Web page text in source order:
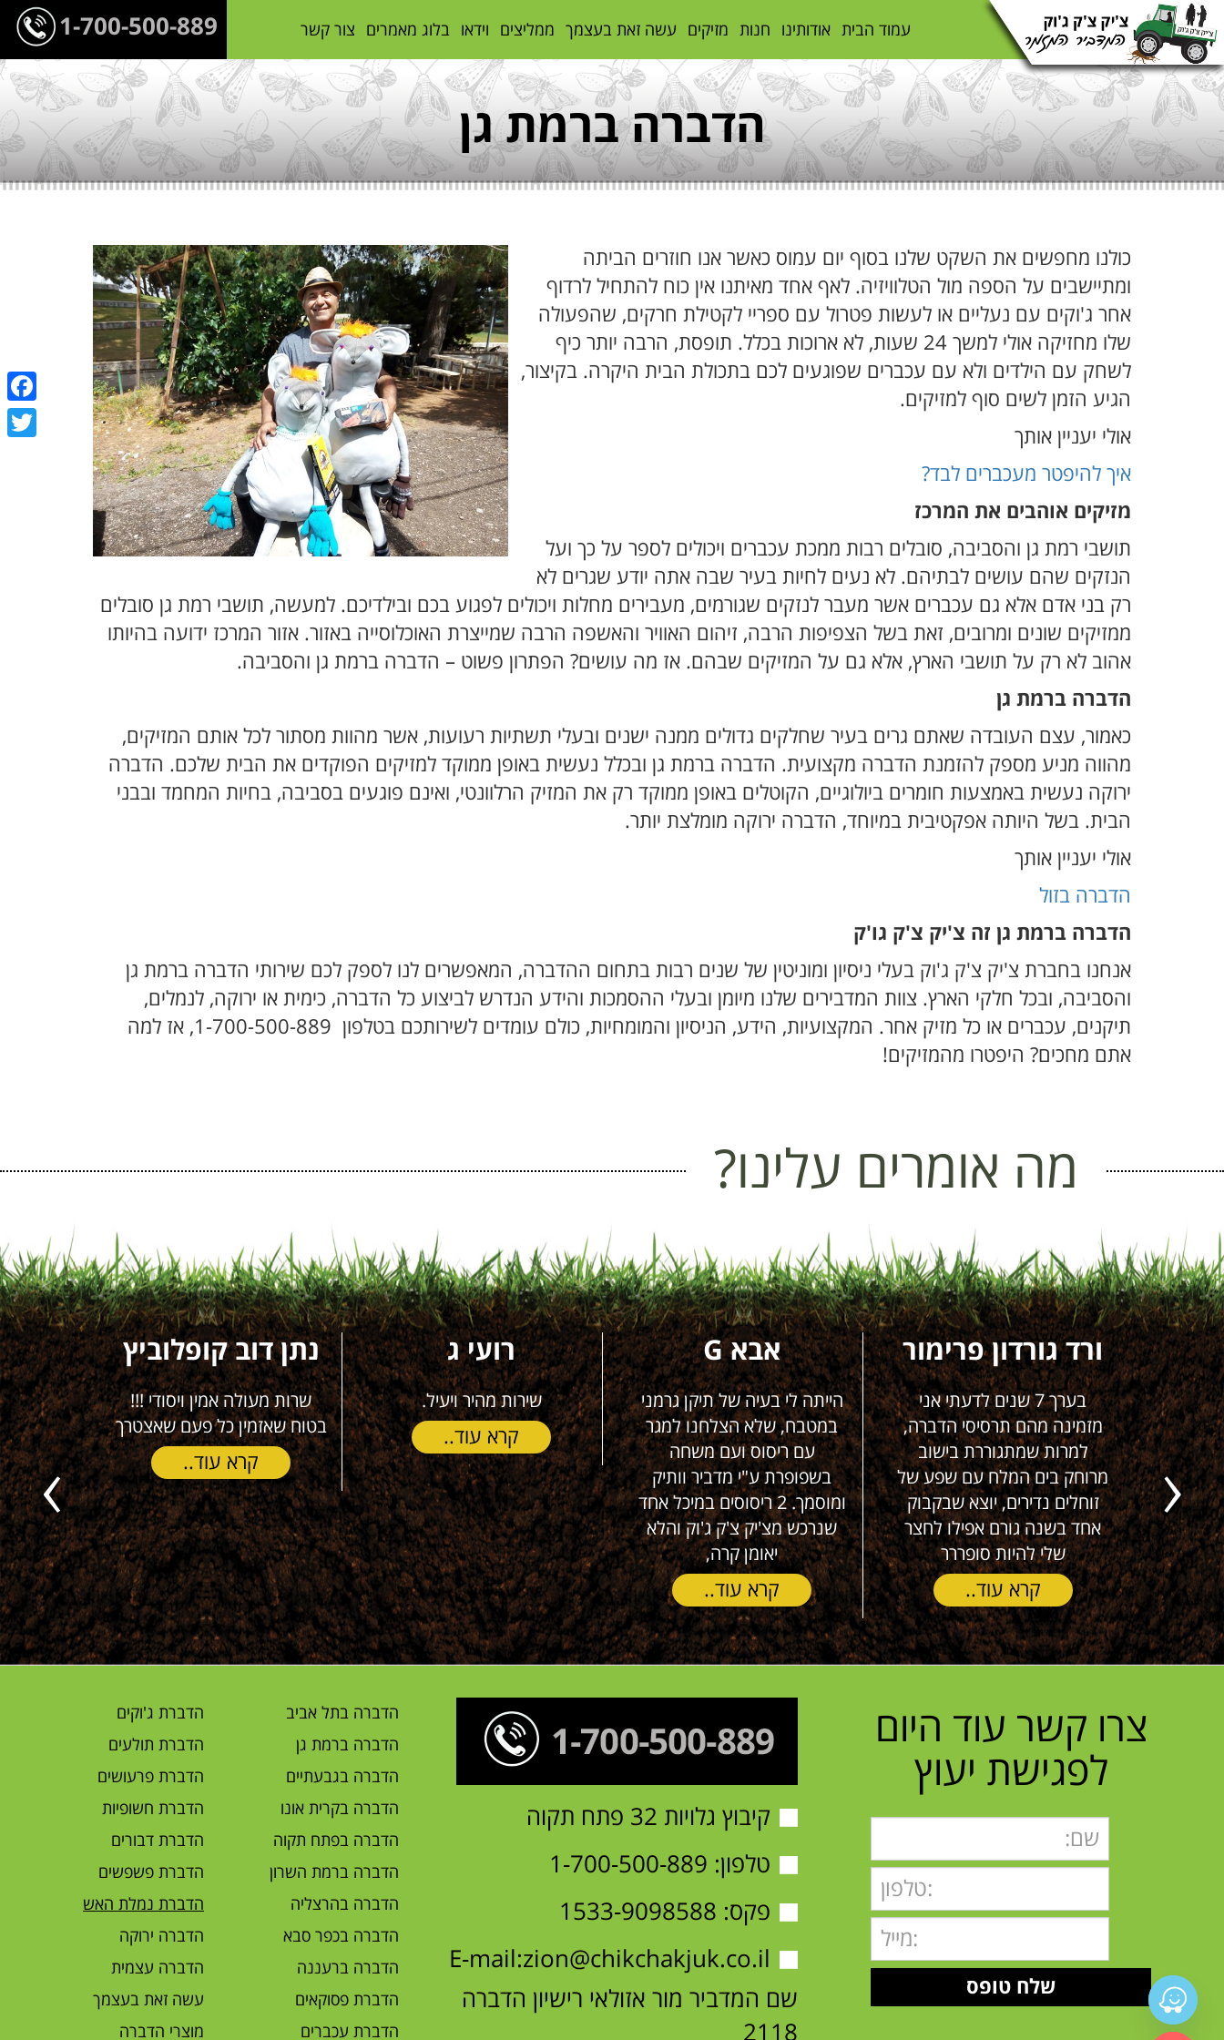
1-700-500-889 עמוד הבית אודותינו חנות מזיקים עשה זאת בעצמך ממליצים וידאו בלוג מאמרים צור קשר
הדברה ברמת גן
כולנו מחפשים את השקט שלנו בסוף יום עמוס כאשר אנו חוזרים הביתה
ומתיישבים על הספה מול הטלוויזיה. לאף אחד מאיתנו אין כוח להתחיל לרדוף
אחר ג'וקים עם נעליים או לעשות פטרול עם ספריי לקטילת חרקים, שהפעולה
שלו מחזיקה אולי למשך 24 שעות, לא ארוכות בכלל. תופסת, הרבה יותר כיף
לשחק עם הילדים ולא עם עכברים שפוגעים לכם בתכולת הבית היקרה. בקיצור,
הגיע הזמן לשים סוף למזיקים.
אולי יעניין אותך
איך להיפטר מעכברים לבד?
מזיקים אוהבים את המרכז
תושבי רמת גן והסביבה, סובלים רבות ממכת עכברים ויכולים לספר על כך ועל
הנזקים שהם עושים לבתיהם. לא נעים לחיות בעיר שבה אתה יודע שגרים לא
רק בני אדם אלא גם עכברים אשר מעבר לנזקים שגורמים, מעבירים מחלות ויכולים לפגוע בכם ובילדיכם. למעשה, תושבי רמת גן סובלים
ממזיקים שונים ומרובים, זאת בשל הצפיפות הרבה, זיהום האוויר והאשפה הרבה שמייצרת האוכלוסייה באזור. אזור המרכז ידועה בהיותו
אהוב לא רק על תושבי הארץ, אלא גם על המזיקים שבהם. אז מה עושים? הפתרון פשוט – הדברה ברמת גן והסביבה.
הדברה ברמת גן
כאמור, עצם העובדה שאתם גרים בעיר שחלקים גדולים ממנה ישנים ובעלי תשתיות רעועות, אשר מהוות מסתור לכל אותם המזיקים,
מהווה מניע מספק להזמנת הדברה מקצועית. הדברה ברמת גן ובכלל נעשית באופן ממוקד למזיקים הפוקדים את הבית שלכם. הדברה
ירוקה נעשית באמצעות חומרים ביולוגיים, הקוטלים באופן ממוקד רק את המזיק הרלוונטי, ואינם פוגעים בסביבה, בחיות המחמד ובבני
הבית. בשל היותה אפקטיבית במיוחד, הדברה ירוקה מומלצת יותר.
אולי יעניין אותך
הדברה בזול
הדברה ברמת גן זה צ'יק צ'ק גו'ק
אנחנו בחברת צ'יק צ'ק ג'וק בעלי ניסיון ומוניטין של שנים רבות בתחום ההדברה, המאפשרים לנו לספק לכם שירותי הדברה ברמת גן
והסביבה, ובכל חלקי הארץ. צוות המדבירים שלנו מיומן ובעלי ההסמכות והידע הנדרש לביצוע כל הדברה, כימית או ירוקה, לנמלים,
תיקנים, עכברים או כל מזיק אחר. המקצועיות, הידע, הניסיון והמומחיות, כולם עומדים לשירותכם בטלפון 1-700-500-889, אז למה
אתם מחכים? היפטרו מהמזיקים!
מה אומרים עלינו?
ים
של
(!), במהלך
ורד גורדון פרימור
בערך 7 שנים לדעתי אני
מזמינה מהם תרסיסי הדברה,
למרות שמתגוררת בישוב
מרוחק בים המלח עם שפע של
זוחלים נדירים, יוצא שבקבוק
אחד בשנה גורם אפילו לחצר
שלי להיות סופררר
קרא עוד..
אבא G
הייתה לי בעיה של תיקן גרמני
במטבח, שלא הצלחנו למגר
עם ריסוס ועם משחה
בשפופרת ע"י מדביר וותיק
ומוסמך. 2 ריסוסים במיכל אחד
שנרכש מצ'יק צ'ק ג'וק והלא
יאומן קרה,
קרא עוד..
רועי ג
שירות מהיר ויעיל.
קרא עוד..
נתן דוב קופלוביץ
שרות מעולה אמין ויסודי !!!
בטוח שאזמין כל פעם שאצטרך
קרא עוד..
משתמש
(חיצוני
תמורה
ישר
צרו קשר עוד היום
לפגישת יעוץ
קיבוץ גלויות 32 פתח תקוה
טלפון: 1-700-500-889
פקס: 1533-9098588
E-mail:zion@chikchakjuk.co.il
שם המדביר מור אזולאי רישיון הדברה
2118
הדברה בתל אביב
הדברה ברמת גן
הדברה בגבעתיים
הדברה בקרית אונו
הדברה בפתח תקוה
הדברה ברמת השרון
הדברה בהרצליה
הדברה בכפר סבא
הדברה ברעננה
הדברת פסוקאים
הדברת עכברים
הדברת ג'וקים
הדברת תולעים
הדברת פרעושים
הדברת חשופיות
הדברת דבורים
הדברת פשפשים
הדברת נמלת האש
הדברה ירוקה
הדברה עצמית
עשה זאת בעצמך
מוצרי הדברה